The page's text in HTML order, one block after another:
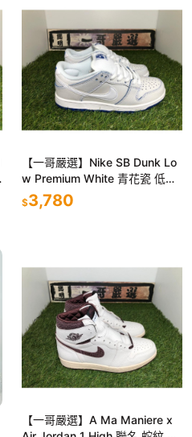
【一哥嚴選】Nike SB Dunk Lo
w Premium White 青花瓷 低幫
男女鞋 CJ6884-100
$3,780
【一哥嚴選】A Ma Maniere x